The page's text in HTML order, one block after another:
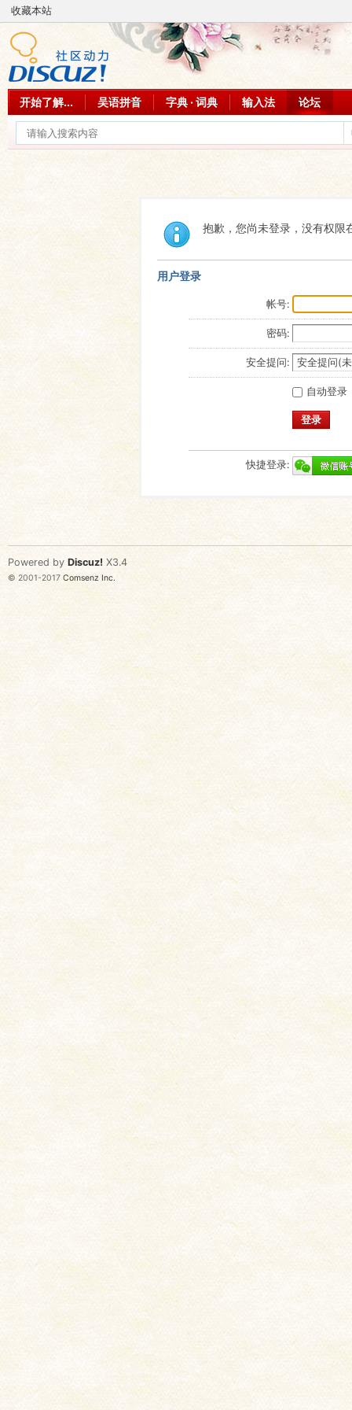
收藏本站
开始了解... 吴语拼音 字典 · 词典 输入法 论坛
抱歉，您尚未登录，没有权限
用户登录
帐号:
密码:
安全提问:
自动登录
登录
快捷登录:
Powered by Discuz! X3.4
© 2001-2017 Comsenz Inc.